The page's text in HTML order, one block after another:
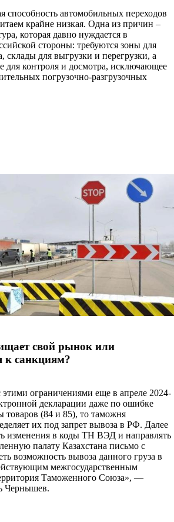
способность автомобильных переходов
крайне низкая. Одна из причин –
которая давно нуждается в
стороны: требуются зоны для
склады для выгрузки и перегрузки, а
для контроля и досмотра, исключающее
погрузочно-разгрузочных
свой рынок или
к санкциям?
ограничениями еще в апреле 2024-
декларации даже по ошибке
товаров (84 и 85), то таможня
их под запрет вывоза в РФ. Далее
изменения в коды ТН ВЭД и направлять
палату Казахстана письмо с
возможность вывоза данного груза в
межгосударственным
Таможенного Союза», —
Чернышев.